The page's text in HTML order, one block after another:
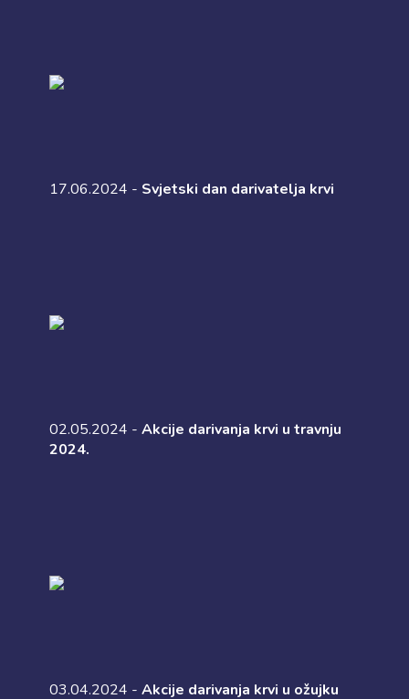
17.06.2024 - Svjetski dan darivatelja krvi
02.05.2024 - Akcije darivanja krvi u travnju
2024.
03.04.2024 - Akcije darivanja krvi u ožujku